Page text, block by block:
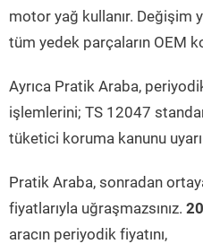
motor yağ kullanır. Değişim
tüm yedek parçaların OEM
Ayrıca Pratik Araba,
işlemlerini; TS 12047
tüketici koruma kanunu
Pratik Araba, sonradan
fiyatlarıyla uğraşmazsınız.
aracın periyodik fiyatını,